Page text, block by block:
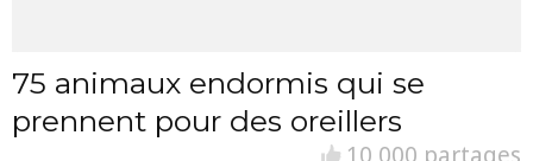
75 animaux endormis qui se
prennent pour des oreillers
10 000 partages